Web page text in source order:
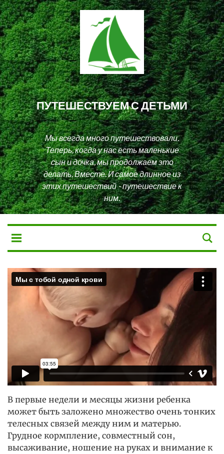
ПУТЕШЕСТВУЕМ С ДЕТЬМИ
Мы всегда много путешествовали.
Теперь, когда у нас есть маленькие
сын и дочка, мы продолжаем это
делать. Вместе. И самое длинное из
этих путешествий - путешествие к
ним.
В первые недели и месяцы жизни ребенка
может быть заложено множество очень тонких
телесных связей между ним и матерью.
Грудное кормпление, совместный сон,
высаживание, ношение на руках и внимание к